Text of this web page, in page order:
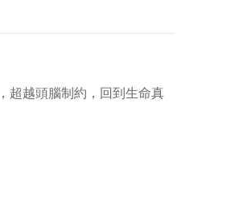
超越頭腦制約，回到生命真